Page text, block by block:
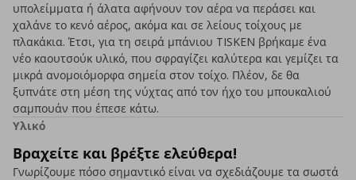
υπολείμματα ή άλατα αφήνουν τον αέρα να περάσει και
χαλάνε το κενό αέρος, ακόμα και σε λείους τοίχους με
πλακάκια. Έτσι, για τη σειρά μπάνιου TISKEN βρήκαμε ένα
νέο καουτσούκ υλικό, που σφραγίζει καλύτερα και γεμίζει τα
μικρά ανομοιόμορφα σημεία στον τοίχο. Πλέον, δε θα
ξυπνάτε στη μέση της νύχτας από τον ήχο του μπουκαλιού
σαμπουάν που έπεσε κάτω.
Υλικό
Βραχείτε και βρέξτε ελεύθερα!
Γνωρίζουμε πόσο σημαντικό είναι να σχεδιάζουμε τα σωστά